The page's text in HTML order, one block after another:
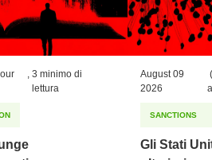
3 minimo di
lettura
August 09
2026
SANCTIONS
Gli Stati